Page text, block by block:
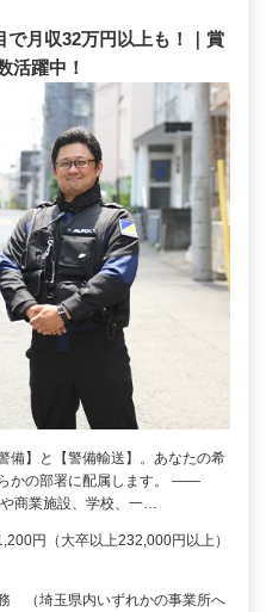
で月収32万円以上も！｜賞
活躍中！
備】と【警備輸送】。あなたの希
かの部署に配属します。 ――
商業施設、学校、一…
円（大卒以上232,000円以上）
（埼玉県内いずれかの事業所へ